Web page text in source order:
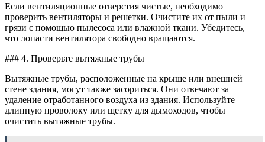
Если вентиляционные отверстия чистые, необходимо
проверить вентиляторы и решетки. Очистите их от пыли и
грязи с помощью пылесоса или влажной ткани. Убедитесь,
что лопасти вентилятора свободно вращаются.
### 4. Проверьте вытяжные трубы
Вытяжные трубы, расположенные на крыше или внешней
стене здания, могут также засориться. Они отвечают за
удаление отработанного воздуха из здания. Используйте
длинную проволоку или щетку для дымоходов, чтобы
очистить вытяжные трубы.